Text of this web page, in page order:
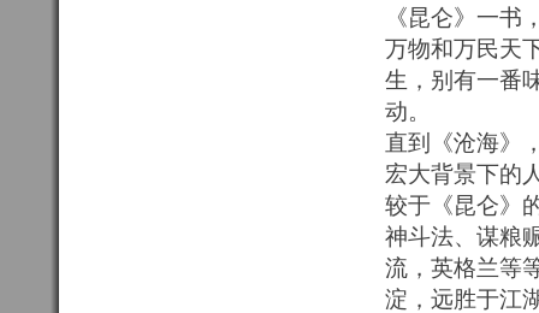
《昆仑》一
万物和万民天
生，别有一番
动。
直到《沧海》
宏大背景下的
较于《昆仑》
神斗法、谋粮
流，英格兰等
淀，远胜于江